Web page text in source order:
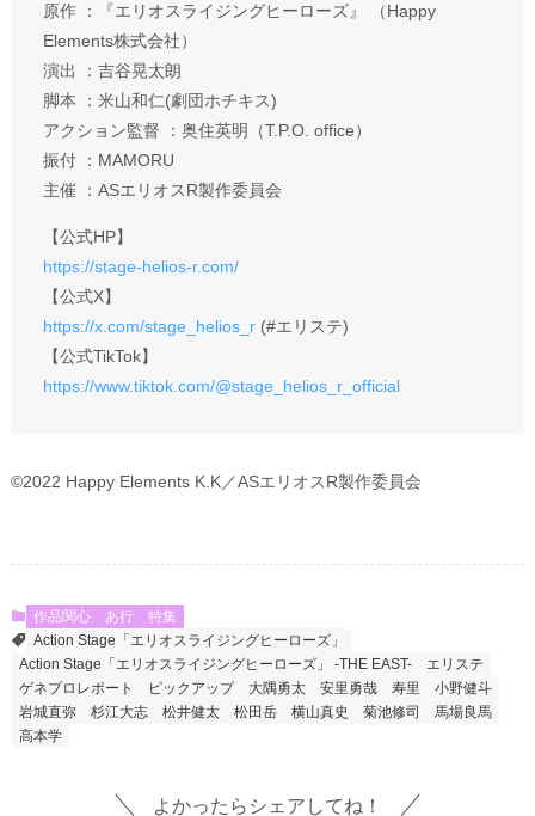
原作 ：『エリオスライジングヒーローズ』 （Happy
Elements株式会社）
演出 ：吉谷晃太朗
脚本 ：米山和仁(劇団ホチキス)
アクション監督 ：奥住英明（T.P.O. office）
振付 ：MAMORU
主催 ：ASエリオスR製作委員会
【公式HP】
https://stage-helios-r.com/
【公式X】
https://x.com/stage_helios_r(#エリステ)
【公式TikTok】
https://www.tiktok.com/@stage_helios_r_official
©2022 Happy Elements K.K／ASエリオスR製作委員会
作品関心 あ行
特集
Action Stage「エリオスライジングヒーローズ」
Action Stage「エリオスライジングヒーローズ」 -THE EAST-
エリステ
ゲネプロレポート
ピックアップ 大隅勇太 安里勇哉 寿里
小野健斗
岩城直弥
杉江大志 松井健太 松田岳 横山真史 菊池修司
馬場良馬
高本学
よかったらシェアしてね！